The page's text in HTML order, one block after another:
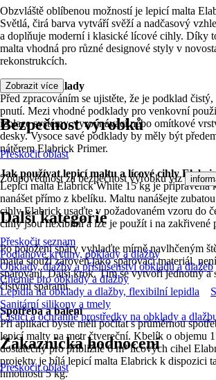
Obzvláště oblíbenou možností je lepicí malta
Světlá, čirá barva vytváří svěží a nadčasový
a doplňuje moderní i klasické lícové cihly. Díky
malta vhodná pro různé designové styly v
rekonstrukcích.
Vhodné podklady
Před zpracováním se ujistěte, že je podklad
pnutí. Mezi vhodné podklady pro venkovní
izolace systémy, vyrovnávací nebo omítkové
desky. Vysoce savé podklady by měly být
nátěrem Elabrick Primer.
Jak používat lepicí maltu a lícové cihly
Lepicí malta Elabrick White 15 kg je připravena
nanášet přímo z kbelíku. Maltu nanášejte
cihly Elabrick usaďte v požadovaném vzoru do
cihly jsou flexibilní a lze je použít i na zakřivené
Po položení spáry vyhlaďte mírně navlhčeným
malta slouží zároveň jako spárovací materiál,
spárování. Další krok. Tím se vytvoří jednotný a
čistými spárami.
Spotřeba a balení
Při aplikaci byste měli počítat s průměrnou
lepicí malty na metr čtvereční. Kbelík o objemu
dostatečný pro přibližně 6 m² lícových cihel
projekty je bílá lepicí malta Elabrick k dispozici
hmotnosti 5 kg.
Zobrazit více
Bezpečnost výrobků
Přeskočit oblast
Zodpovědnost za bezpečnost výrobku viz
Další kategorie
Přeskočit seznam
Podlahové krytiny, obklady a dlažby
Obklady, dlažby a příslušenství obkladů a dlažeb
Chemie pro obklady a dlažby
Lepidla na obklady a dlažby, flexibilní lepidla
Sanitární silikony a tmely
Čisticí a ochranné prostředky na obklady a
Zákaznická hodnocení
Přeskočit oblast